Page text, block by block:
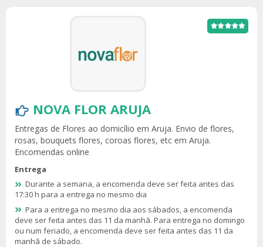
NOVA FLOR ARUJA
Entregas de Flores ao domicílio em Aruja. Envio de flores,
rosas, bouquets flores, coroas flores, etc em Aruja.
Encomendas online
Entrega
Durante a semana, a encomenda deve ser feita antes das
17:30 h para a entrega no mesmo dia
Para a entrega no mesmo dia aos sábados, a encomenda
deve ser feita antes das 11 da manhã. Para entrega no domingo
ou num feriado, a encomenda deve ser feita antes das 11 da
manhã de sábado.